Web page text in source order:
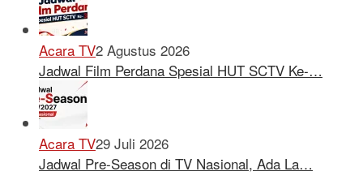
Acara TV2 Agustus 2026
Jadwal Film Perdana Spesial HUT SCTV Ke-…
Acara TV29 Juli 2026
Jadwal Pre-Season di TV Nasional, Ada La…